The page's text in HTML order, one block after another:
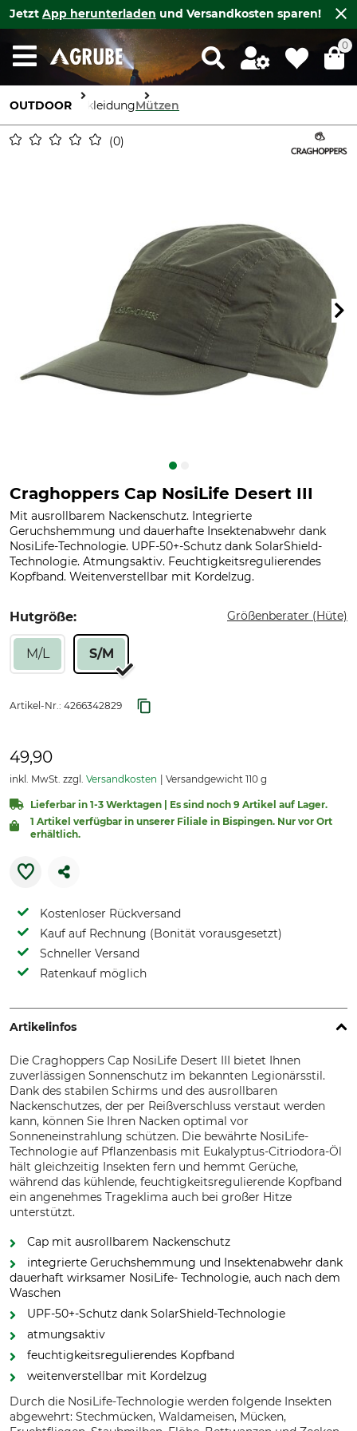
Jetzt App herunterladen und Versandkosten sparen!
0
OUTDOOR BekleidungMützen
0
Craghoppers Cap NosiLife Desert III
Mit ausrollbarem Nackenschutz. Integrierte
Geruchshemmung und dauerhafte Insektenabwehr dank
NosiLife-Technologie. UPF-50+-Schutz dank SolarShield-
Technologie. Atmungsaktiv. Feuchtigkeitsregulierendes
Kopfband. Weitenverstellbar mit Kordelzug.
Hutgröße: Größenberater (Hüte)
M/L S/M
Artikel-Nr.: 4266342829
49,90
inkl. MwSt. zzgl. Versandkosten Versandgewicht 110 g
Lieferbar in 1-3 Werktagen | Es sind noch 9 Artikel auf Lager.
1 Artikel verfügbar in unserer Filiale in Bispingen. Nur vor Ort
erhältlich.
Kostenloser Rückversand
Kauf auf Rechnung (Bonität vorausgesetzt)
Schneller Versand
Ratenkauf möglich
Artikelinfos
Die Craghoppers Cap NosiLife Desert III bietet Ihnen
zuverlässigen Sonnenschutz im bekannten Legionärsstil.
Dank des stabilen Schirms und des ausrollbaren
Nackenschutzes, der per Reißverschluss verstaut werden
kann, können Sie Ihren Nacken optimal vor
Sonneneinstrahlung schützen. Die bewährte NosiLife-
Technologie auf Pflanzenbasis mit Eukalyptus-Citriodora-Öl
hält gleichzeitig Insekten fern und hemmt Gerüche,
während das kühlende, feuchtigkeitsregulierende Kopfband
ein angenehmes Trageklima auch bei großer Hitze
unterstützt.
Cap mit ausrollbarem Nackenschutz
integrierte Geruchshemmung und Insektenabwehr dank
dauerhaft wirksamer NosiLife- Technologie, auch nach dem
Waschen
UPF-50+-Schutz dank SolarShield-Technologie
atmungsaktiv
feuchtigkeitsregulierendes Kopfband
weitenverstellbar mit Kordelzug
Durch die NosiLife-Technologie werden folgende Insekten
abgewehrt: Stechmücken, Waldameisen, Mücken,